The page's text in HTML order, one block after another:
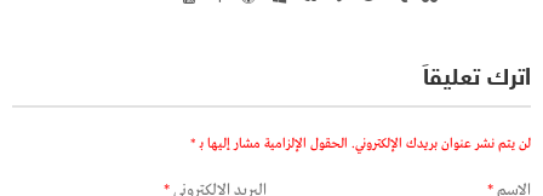
اترك تعليقاً
لن يتم نشر عنوان بريدك الإلكتروني. الحقول الإلزامية مشار إليها بـ *
الاسم* البريد الإلكتروني*